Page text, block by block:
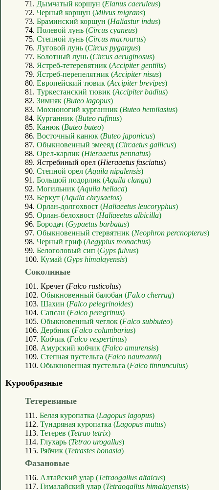
71. Дымчатый коршун (Elanus caeruleus)
72. Черный коршун (Milvus migrans)
73. Браминский коршун (Haliastur indus)
74. Полевой лунь (Circus cyaneus)
75. Степной лунь (Circus macrourus)
76. Луговой лунь (Circus pygargus)
77. Болотный лунь (Circus aeruginosus)
78. Ястреб-тетеревятник (Accipiter gentilis)
79. Ястреб-перепелятник (Accipiter nisus)
80. Европейский тювик (Accipiter brevipes)
81. Туркестанский тювик (Accipiter badius)
82. Зимняк (Buteo lagopus)
83. Мохноногий курганник (Buteo hemilasius)
84. Курганник (Buteo rufinus)
85. Канюк (Buteo buteo)
86. Восточный канюк (Buteo japonicus)
87. Обыкновенный змееяд (Circaetus gallicus)
88. Орел-карлик (Hieraaetus pennatus)
89. Ястребиный орел (Hieraaetus fasciatus)
90. Степной орел (Aquila nipalensis)
91. Большой подорлик (Aquila clanga)
92. Могильник (Aquila heliaca)
93. Беркут (Aquila chrysaetos)
94. Орлан-долгохвост (Haliaeetus leucoryphus)
95. Орлан-белохвост (Haliaeetus albicilla)
96. Бородач (Gypaetus barbatus)
97. Обыкновенный стервятник (Neophron percnopterus)
98. Черный гриф (Aegypius monachus)
99. Белоголовый сип (Gyps fulvus)
100. Кумай (Gyps himalayensis)
Соколиные
101. Кречет (Falco rusticolus)
102. Обыкновенный балобан (Falco cherrug)
103. Шахин (Falco pelegrinoides)
104. Сапсан (Falco peregrinus)
105. Обыкновенный чеглок (Falco subbuteo)
106. Дербник (Falco columbarius)
107. Кобчик (Falco vespertinus)
108. Амурский кобчик (Falco amurensis)
109. Степная пустельга (Falco naumanni)
110. Обыкновенная пустельга (Falco tinnunculus)
Курообразные
Тетеревиные
111. Белая куропатка (Lagopus lagopus)
112. Тундряная куропатка (Lagopus mutus)
113. Тетерев (Tetrao tetrix)
114. Глухарь (Tetrao urogallus)
115. Рябчик (Tetrastes bonasia)
Фазановые
116. Алтайский улар (Tetraogallus altaicus)
117. Гималайский улар (Tetraogallus himalayensis)